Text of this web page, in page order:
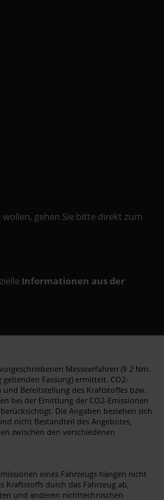
gehen Sie bitte direkt zum
Informationen aus der
Messverfahren (§ 2 Nrn.
geltenden Fassung) ermittelt. CO2-
Bereitstellung des Kraftstoffes bzw.
bei der Emittlung der CO2-Emissionen
Die Angaben beziehen sich
nicht Bestandteil des Angebotes,
zwischen den verschiedenen
eines Fahrzeugs hängen nicht
Kraftstoffs durch das Fahrzeug ab,
und anderen nichttechnischen